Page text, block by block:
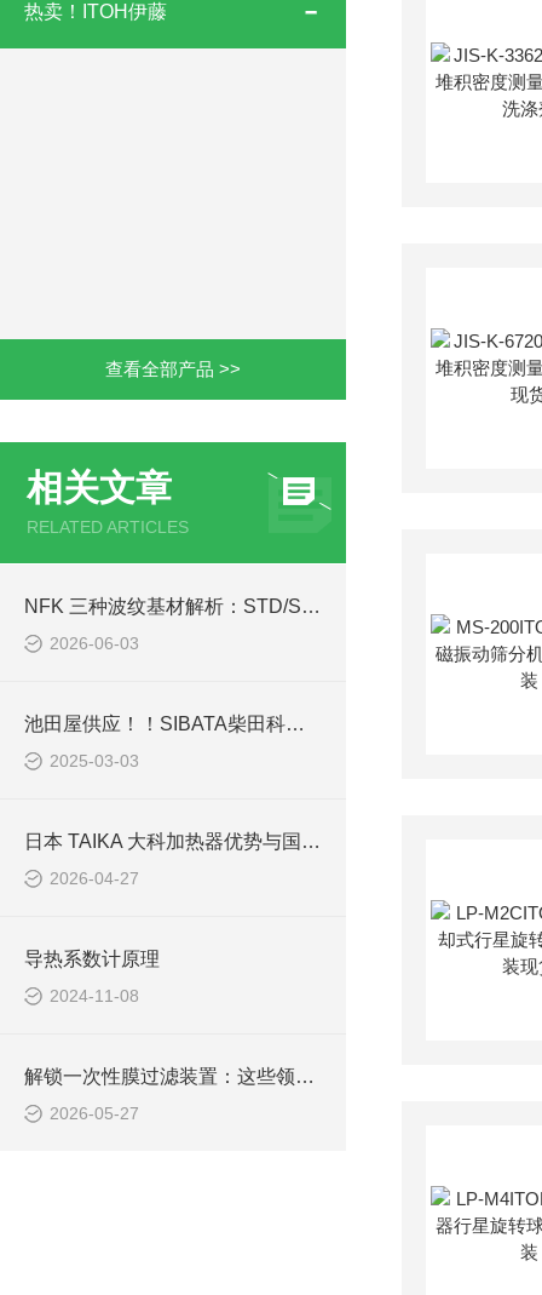
热卖！ITOH伊藤
查看全部产品 >>
相关文章
RELATED ARTICLES
NFK 三种波纹基材解析：STD/SA/CLT 软管怎么按化工工况区分
2026-06-03
池田屋供应！！SIBATA柴田科学空气采样泵工作原理详解
2025-03-03
日本 TAIKA 大科加热器优势与国产替代对比 —— 品质、均匀性与长期稳定性
2026-04-27
导热系数计原理
2024-11-08
解锁一次性膜过滤装置：这些领域，它早已悄悄“上岗”！
2026-05-27